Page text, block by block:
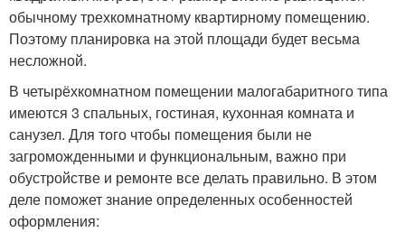
обычному трехкомнатному квартирному помещению.
Поэтому планировка на этой площади будет весьма
несложной.
В четырёхкомнатном помещении малогабаритного типа
имеются 3 спальных, гостиная, кухонная комната и
санузел. Для того чтобы помещения были не
загроможденными и функциональным, важно при
обустройстве и ремонте все делать правильно. В этом
деле поможет знание определенных особенностей
оформления: